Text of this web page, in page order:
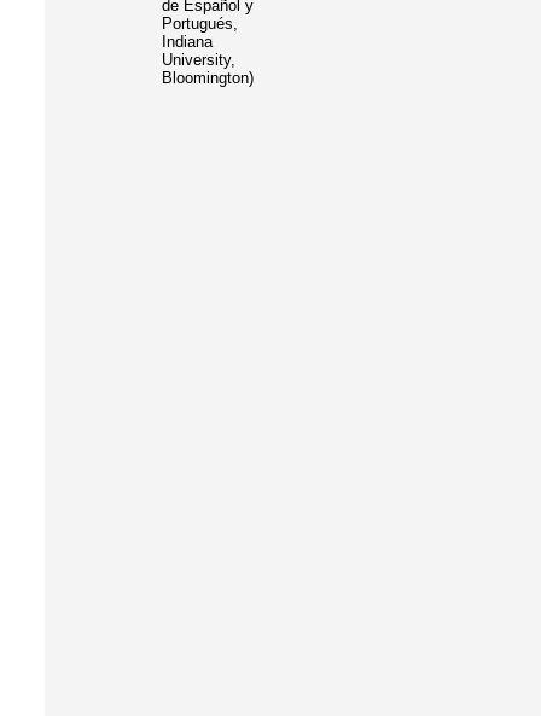
de Español y
Portugués,
Indiana
University,
Bloomington)